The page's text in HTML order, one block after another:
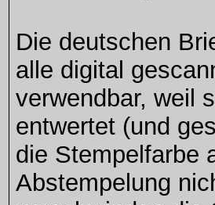
Die deutschen
alle digital
verwendbar, weil
entwertet (und
die Stempelfarbe
Abstempelung